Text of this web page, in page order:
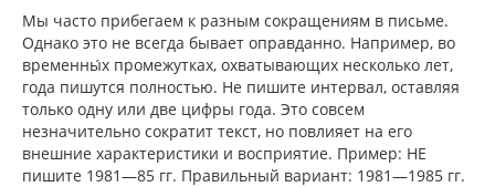
Мы часто прибегаем к разным сокращениям в письме.
Однако это не всегда бывает оправданно. Например, во
временны́х промежутках, охватывающих несколько лет,
года пишутся полностью. Не пишите интервал, оставляя
только одну или две цифры года. Это совсем
незначительно сократит текст, но повлияет на его
внешние характеристики и восприятие. Пример: НЕ
пишите 1981—85 гг. Правильный вариант: 1981—1985 гг.